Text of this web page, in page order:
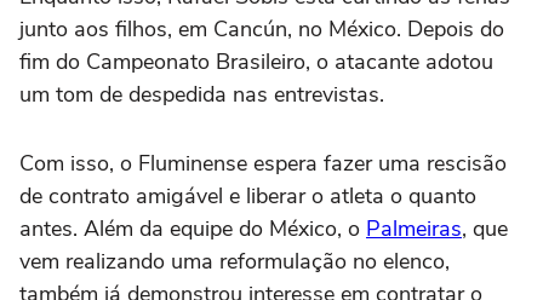
junto aos filhos, em Cancún, no México. Depois do
fim do Campeonato Brasileiro, o atacante adotou
um tom de despedida nas entrevistas.
Com isso, o Fluminense espera fazer uma rescisão
de contrato amigável e liberar o atleta o quanto
antes. Além da equipe do México, o Palmeiras, que
vem realizando uma reformulação no elenco,
também já demonstrou interesse em contratar o